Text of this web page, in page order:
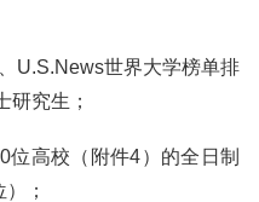
U.S.News世界大学榜单排
研究生；
位高校（附件4）的全日制
；